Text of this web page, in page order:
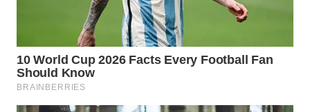
MAJALENGKA
WN
SUBANG